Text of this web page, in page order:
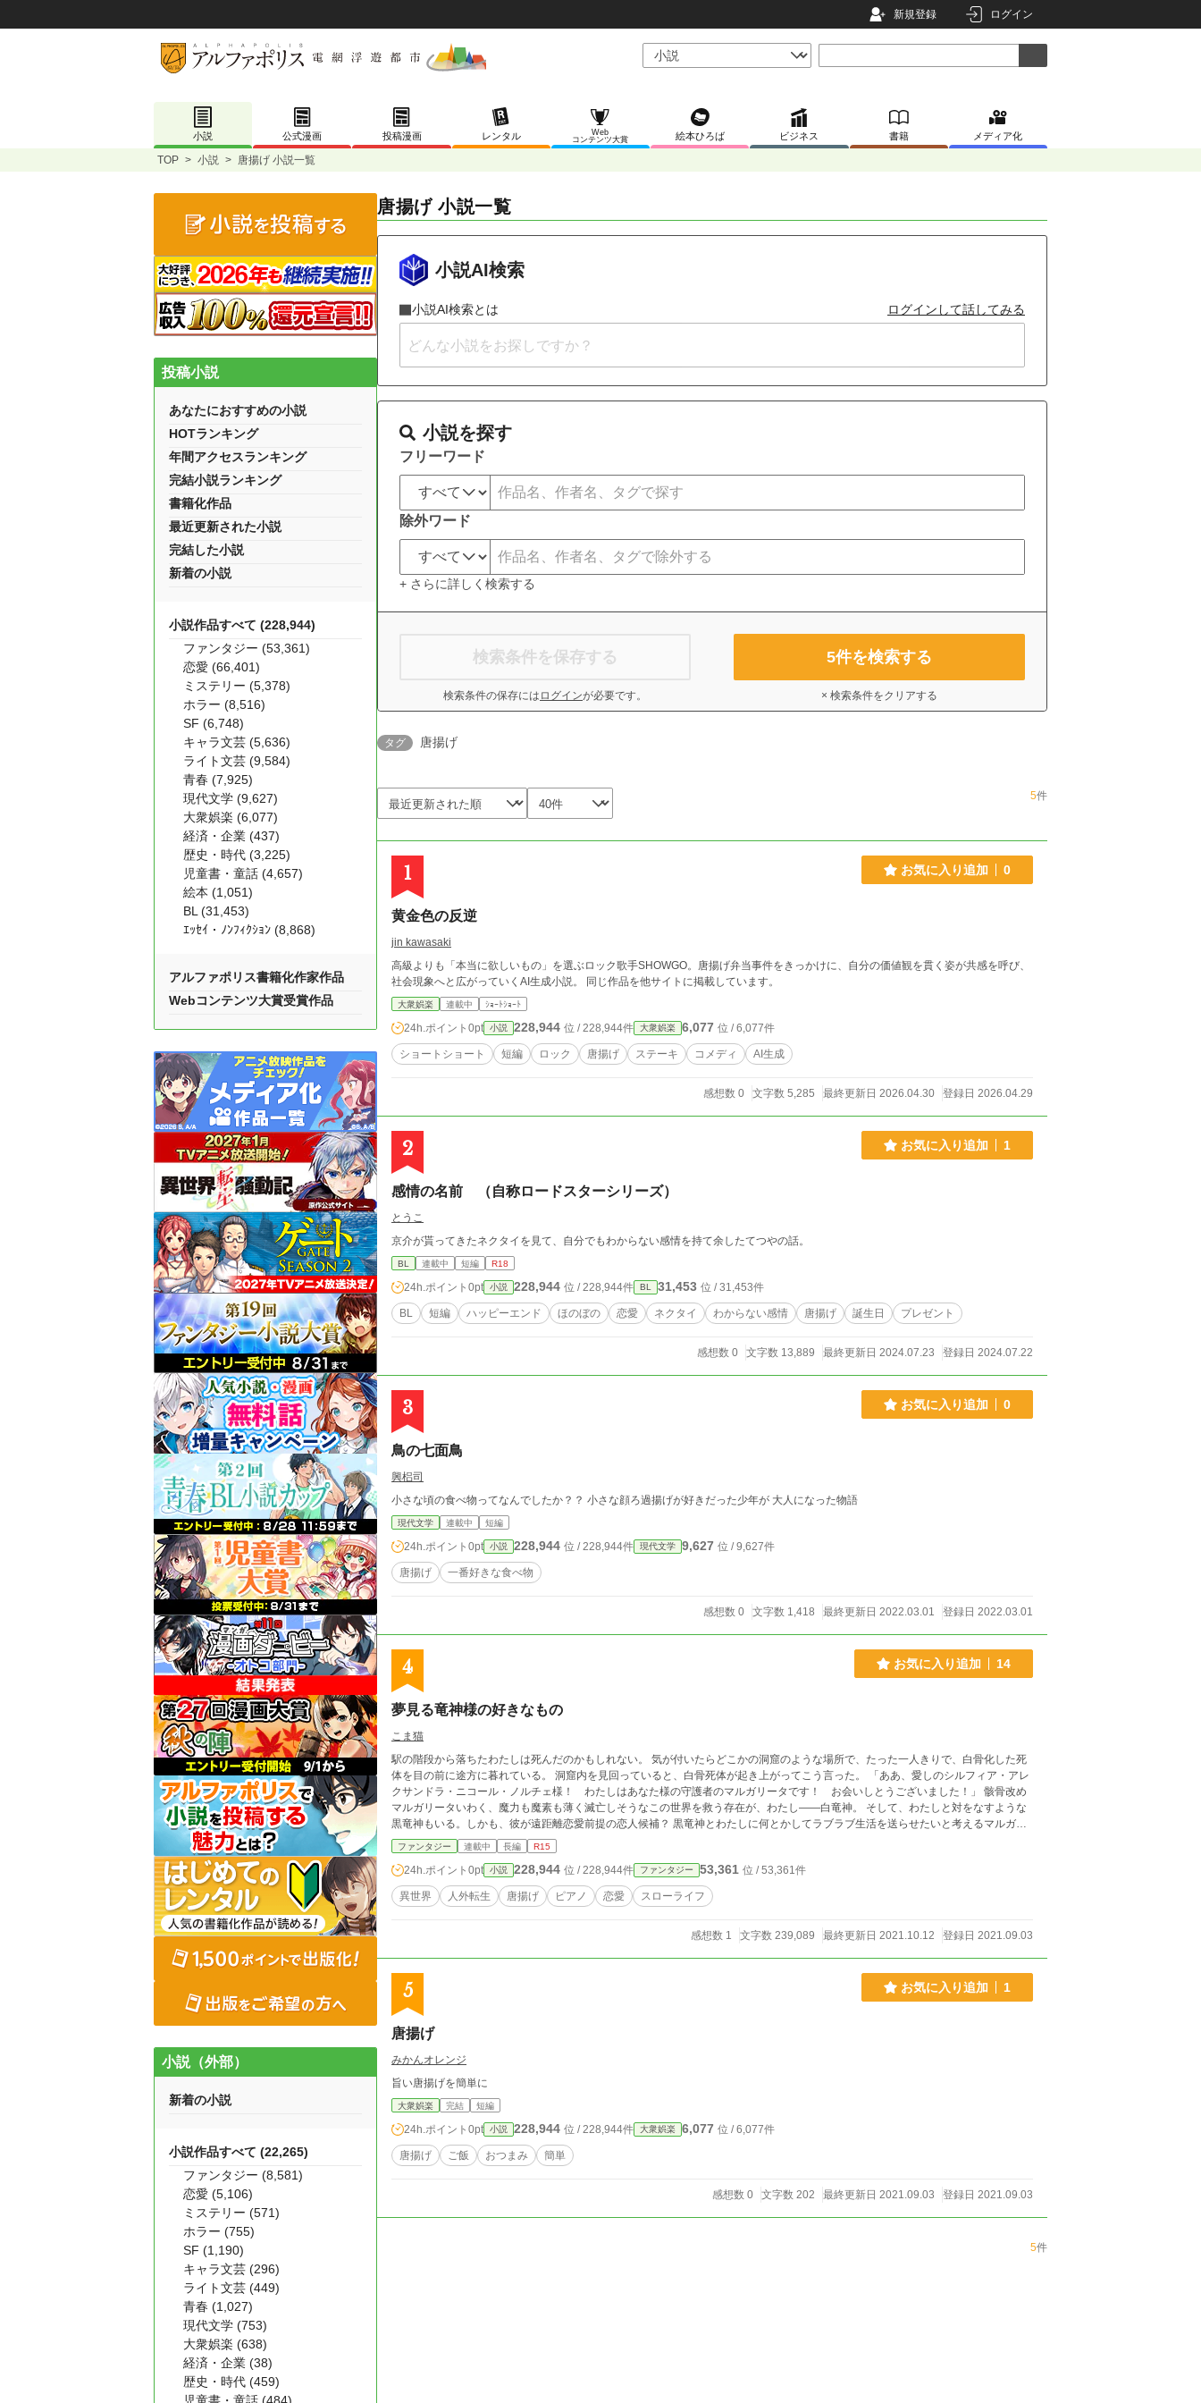
新規登録 ログイン
小説 公式漫画 投稿漫画 レンタル
Web
コンテンツ大賞
絵本ひろば ビジネス 書籍 メディア化
TOP > 小説 > 唐揚げ 小説一覧
唐揚げ 小説一覧
小説AI検索
小説AI検索とは ログインして話してみる
小説を探す
フリーワード
除外ワード
+ さらに詳しく検索する
検索条件を保存する
検索条件の保存には ログインが必要です。
5件を検索する
× 検索条件をクリアする
タグ 唐揚げ
5件
1 お気に入り追加 0
黄金色の反逆
jin kawasaki
高級よりも「本当に欲しいもの」を選ぶロック歌手SHOWGO。唐揚げ弁当事件をきっかけに、自分の価値観を貫く姿が共感を呼び、
社会現象へと広がっていくAI生成小説。 同じ作品を他サイトに掲載しています。
大衆娯楽 連載中 ｼｮｰﾄｼｮｰﾄ
24h.ポイント 0pt 小説 228,944 位 / 228,944件 大衆娯楽 6,077 位 / 6,077件
ショートショート 短編 ロック 唐揚げ ステーキ コメディ AI生成
感想数 0 文字数 5,285 最終更新日 2026.04.30 登録日 2026.04.29
2 お気に入り追加 1
感情の名前 （自称ロードスターシリーズ）
とうこ
京介が貰ってきたネクタイを見て、自分でもわからない感情を持て余したてつやの話。
BL 連載中 短編 R18
24h.ポイント 0pt 小説 228,944 位 / 228,944件 BL 31,453 位 / 31,453件
BL 短編 ハッピーエンド ほのぼの 恋愛 ネクタイ わからない感情 唐揚げ 誕生日 プレゼント
感想数 0 文字数 13,889 最終更新日 2024.07.23 登録日 2024.07.22
3 お気に入り追加 0
鳥の七面鳥
興梠司
小さな頃の食べ物ってなんでしたか？？ 小さな顔ろ過揚げが好きだった少年が 大人になった物語
現代文学 連載中 短編
24h.ポイント 0pt 小説 228,944 位 / 228,944件 現代文学 9,627 位 / 9,627件
唐揚げ 一番好きな食べ物
感想数 0 文字数 1,418 最終更新日 2022.03.01 登録日 2022.03.01
4 お気に入り追加 14
夢見る竜神様の好きなもの
こま猫
駅の階段から落ちたわたしは死んだのかもしれない。 気が付いたらどこかの洞窟のような場所で、たった一人きりで、白骨化した死
体を目の前に途方に暮れている。 洞窟内を見回っていると、白骨死体が起き上がってこう言った。 「ああ、愛しのシルフィア・アレ
クサンドラ・ニコール・ノルチェ様！ わたしはあなた様の守護者のマルガリータです！ お会いしとうございました！」 骸骨改め
マルガリータいわく、魔力も魔素も薄く滅亡しそうなこの世界を救う存在が、わたし――白竜神。 そして、わたしと対をなすような
黒竜神もいる。しかも、彼が遠距離恋愛前提の恋人候補？ 黒竜神とわたしに何とかしてラブラブ生活を送らせたいと考えるマルガリ
ータと、死ぬ前に食べたかった唐揚げに固執して恋愛どころではないわたしの攻防。 それにわたしは、眠るたびに夢を見る。 そこは
どこか草原のような場所で、たくさんの扉だけが点在している。そこに、一人の男性の姿があった。どこか寂しそうな彼の姿に、だ
んだん心を惹かれていくけれど――。 ※カクヨムと小説家になろうにも投稿しています。
ファンタジー 連載中 長編 R15
24h.ポイント 0pt 小説 228,944 位 / 228,944件 ファンタジー 53,361 位 / 53,361件
異世界 人外転生 唐揚げ ピアノ 恋愛 スローライフ
感想数 1 文字数 239,089 最終更新日 2021.10.12 登録日 2021.09.03
5 お気に入り追加 1
唐揚げ
みかんオレンジ
旨い唐揚げを簡単に
大衆娯楽 完結 短編
24h.ポイント 0pt 小説 228,944 位 / 228,944件 大衆娯楽 6,077 位 / 6,077件
唐揚げ ご飯 おつまみ 簡単
感想数 0 文字数 202 最終更新日 2021.09.03 登録日 2021.09.03
5件
投稿小説
あなたにおすすめの小説
HOTランキング
年間アクセスランキング
完結小説ランキング
書籍化作品
最近更新された小説
完結した小説
新着の小説
小説作品すべて (228,944)
ファンタジー (53,361)
恋愛 (66,401)
ミステリー (5,378)
ホラー (8,516)
SF (6,748)
キャラ文芸 (5,636)
ライト文芸 (9,584)
青春 (7,925)
現代文学 (9,627)
大衆娯楽 (6,077)
経済・企業 (437)
歴史・時代 (3,225)
児童書・童話 (4,657)
絵本 (1,051)
BL (31,453)
ｴｯｾｲ・ﾉﾝﾌｨｸｼｮﾝ (8,868)
アルファポリス書籍化作家作品
Webコンテンツ大賞受賞作品
小説（外部）
新着の小説
小説作品すべて (22,265)
ファンタジー (8,581)
恋愛 (5,106)
ミステリー (571)
ホラー (755)
SF (1,190)
キャラ文芸 (296)
ライト文芸 (449)
青春 (1,027)
現代文学 (753)
大衆娯楽 (638)
経済・企業 (38)
歴史・時代 (459)